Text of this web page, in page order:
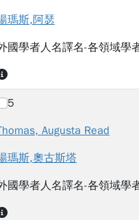
瑪斯,阿瑟
國學者人名譯名-各領域學
5
Augusta Read
瑪斯,奧古斯塔
國學者人名譯名-各領域學